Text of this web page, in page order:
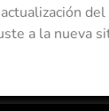
a la nueva